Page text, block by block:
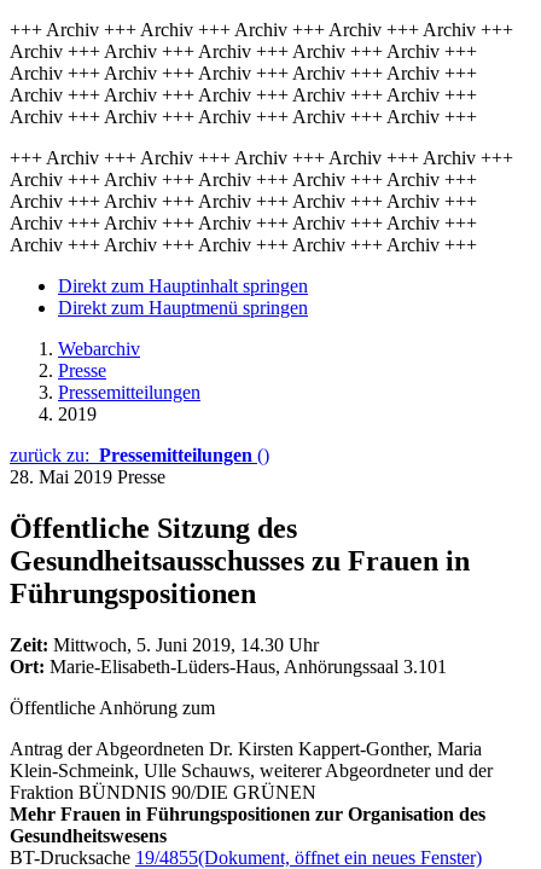
+++ Archiv +++ Archiv +++ Archiv +++ Archiv +++ Archiv +++
Archiv +++ Archiv +++ Archiv +++ Archiv +++ Archiv +++
Archiv +++ Archiv +++ Archiv +++ Archiv +++ Archiv +++
Archiv +++ Archiv +++ Archiv +++ Archiv +++ Archiv +++
Archiv +++ Archiv +++ Archiv +++ Archiv +++ Archiv +++
+++ Archiv +++ Archiv +++ Archiv +++ Archiv +++ Archiv +++
Archiv +++ Archiv +++ Archiv +++ Archiv +++ Archiv +++
Archiv +++ Archiv +++ Archiv +++ Archiv +++ Archiv +++
Archiv +++ Archiv +++ Archiv +++ Archiv +++ Archiv +++
Archiv +++ Archiv +++ Archiv +++ Archiv +++ Archiv +++
Direkt zum Hauptinhalt springen
Direkt zum Hauptmenü springen
Webarchiv
Presse
Pressemitteilungen
2019
zurück zu: Pressemitteilungen ()
28. Mai 2019 Presse
Öffentliche Sitzung des
Gesundheitsausschusses zu Frauen in
Führungspositionen
Zeit: Mittwoch, 5. Juni 2019, 14.30 Uhr
Ort: Marie-Elisabeth-Lüders-Haus, Anhörungssaal 3.101
Öffentliche Anhörung zum
Antrag der Abgeordneten Dr. Kirsten Kappert-Gonther, Maria
Klein-Schmeink, Ulle Schauws, weiterer Abgeordneter und der
Fraktion BÜNDNIS 90/DIE GRÜNEN
Mehr Frauen in Führungspositionen zur Organisation des
Gesundheitswesens
BT-Drucksache 19/4855(Dokument, öffnet ein neues Fenster)